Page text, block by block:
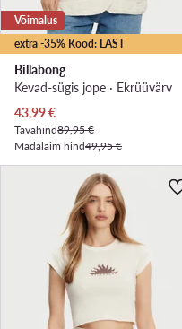
extra -35% Kood: LAST
Võimalus
Billabong
Kevad-sügis jope · Ekrüüvärv
Praegune hind
43,99€
Tavahind89,95 €
Madalaim hind49,95 €